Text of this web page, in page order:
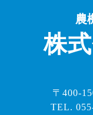
農
株
〒400-
TEL.